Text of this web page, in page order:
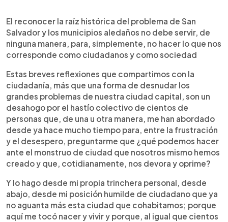
Escuchar artículo
El reconocer la raíz histórica del problema de San
Salvador y los municipios aledaños no debe servir, de
ninguna manera, para, simplemente, no hacer lo que nos
corresponde como ciudadanos y como sociedad
Estas breves reflexiones que compartimos con la
ciudadanía, más que una forma de desnudar los
grandes problemas de nuestra ciudad capital, son un
desahogo por el hastío colectivo de cientos de
personas que, de una u otra manera, me han abordado
desde ya hace mucho tiempo para, entre la frustración
y el desespero, preguntarme que ¿qué podemos hacer
ante el monstruo de ciudad que nosotros mismo hemos
creado y que, cotidianamente, nos devora y oprime?
Y lo hago desde mi propia trinchera personal, desde
abajo, desde mi posición humilde de ciudadano que ya
no aguanta más esta ciudad que cohabitamos; porque
aquí me tocó nacer y vivir y porque, al igual que cientos